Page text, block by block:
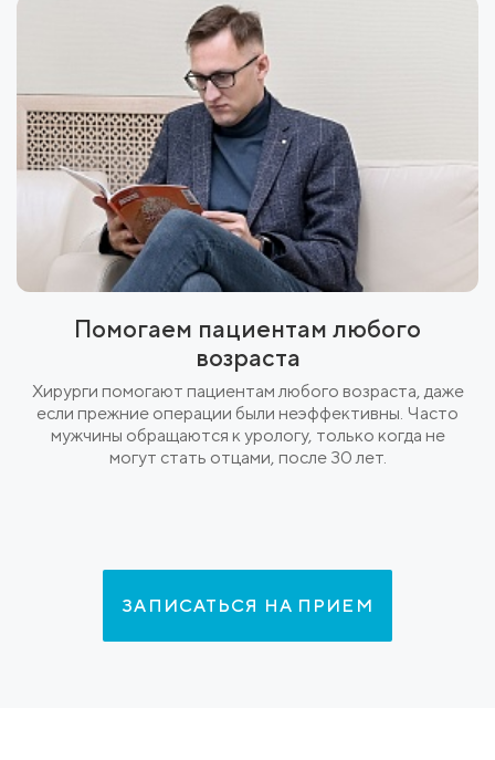
Помогаем пациентам любого
возраста
Хирурги помогают пациентам любого возраста, даже
если прежние операции были неэффективны. Часто
мужчины обращаются к урологу, только когда не
могут стать отцами, после 30 лет.
ЗАПИСАТЬСЯ НА ПРИЕМ